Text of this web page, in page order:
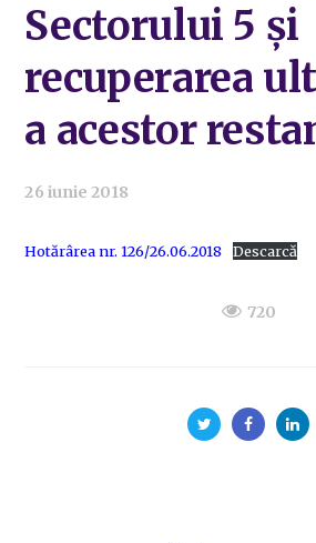
Sectorului 5 și
recuperarea
a acestor
26 iunie 2018
Hotărârea nr. 126/26.06.2018 Descarcă
720